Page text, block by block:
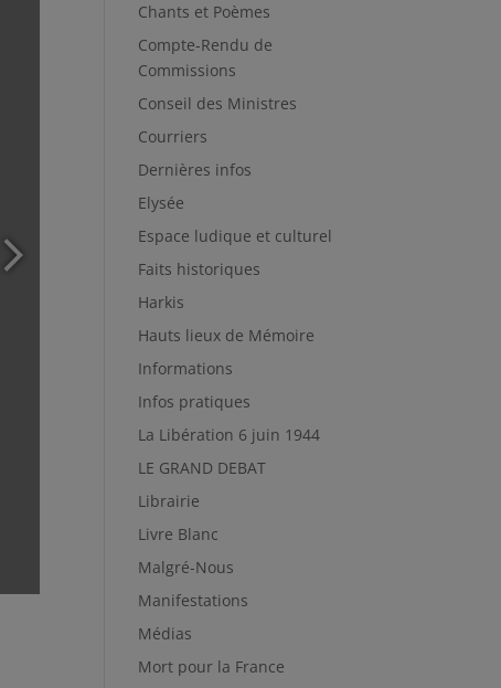
Chants et Poèmes
Compte-Rendu de
Commissions
Conseil des Ministres
Courriers
Dernières infos
Elysée
Espace ludique et culturel
Faits historiques
Harkis
Hauts lieux de Mémoire
Informations
Infos pratiques
La Libération 6 juin 1944
LE GRAND DEBAT
Librairie
Livre Blanc
Malgré-Nous
Manifestations
Médias
Mort pour la France